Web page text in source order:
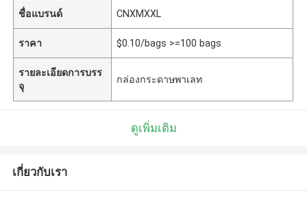
ชื่อแบรนด์ CNXMXXL
ราคา $0.10/bags >=100 bags
รายละเอียดการบรร
จุ
กล่องกระดาษพาเลท
ดูเพิ่มเติม
เกี่ยวกับเรา